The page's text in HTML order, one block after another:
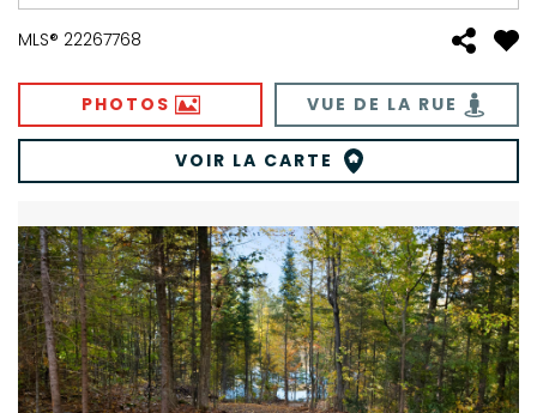
MLS® 22267768
PHOTOS VUE DE LA RUE
VOIR LA CARTE